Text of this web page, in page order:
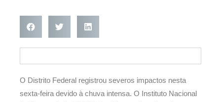
O Distrito Federal registrou severos impactos nesta
sexta-feira devido à chuva intensa. O Instituto Nacional